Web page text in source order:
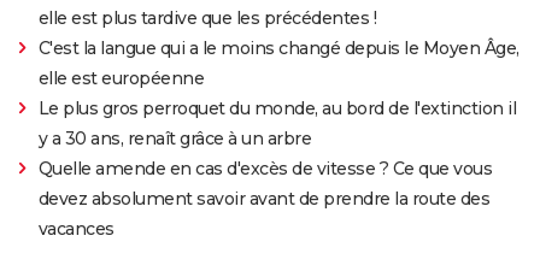
elle est plus tardive que les précédentes !
C'est la langue qui a le moins changé depuis le Moyen Âge,
elle est européenne
Le plus gros perroquet du monde, au bord de l'extinction il
y a 30 ans, renaît grâce à un arbre
Quelle amende en cas d'excès de vitesse ? Ce que vous
devez absolument savoir avant de prendre la route des
vacances